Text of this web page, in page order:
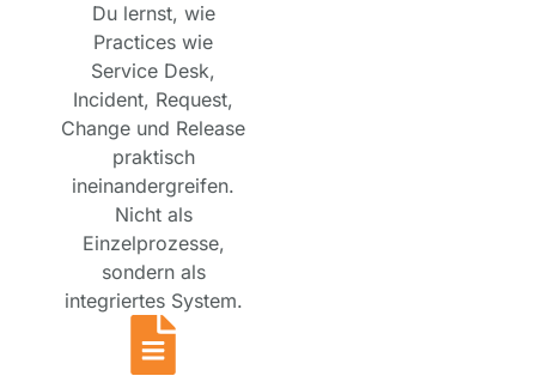
Du lernst, wie
Practices wie
Service Desk,
Incident, Request,
Change und Release
praktisch
ineinandergreifen.
Nicht als
Einzelprozesse,
sondern als
integriertes System.